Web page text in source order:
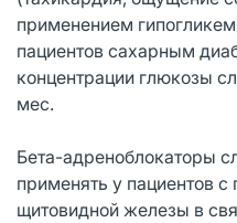
применением
пациентов сахарным
концентрации глюкозы
мес.
Бета-адреноблокаторы
применять у пациентов
щитовидной железы в